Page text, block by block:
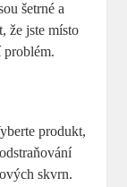
šetrné a
že jste místo
problém.
produkt,
skvrn.